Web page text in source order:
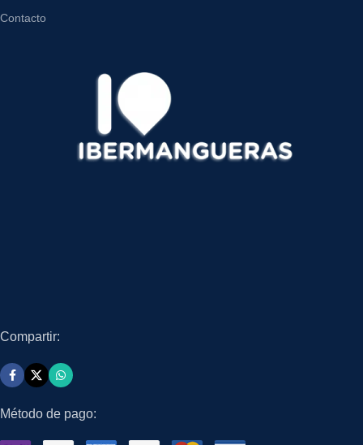
Contacto
Compartir:
Método de pago: